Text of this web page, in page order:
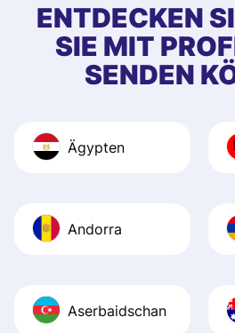
ENTDECKEN
SIE MIT
SENDEN
Ägypten
Andorra
Aserbaidschan